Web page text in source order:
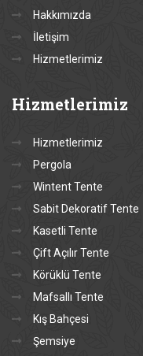
Hakkımızda
İletişim
Hizmetlerimiz
Hizmetlerimiz
Hizmetlerimiz
Pergola
Wintent Tente
Sabit Dekoratif Tente
Kasetli Tente
Çift Açılır Tente
Körüklü Tente
Mafsallı Tente
Kış Bahçesi
Şemsiye